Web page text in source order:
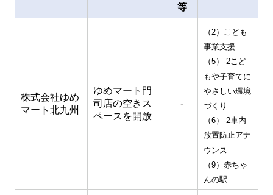
等
株式会社ゆめ
マート北九州
ゆめマート門
司店の空きス
ペースを開放
-
（2）こども
事業支援
（5）-2こど
もや子育てに
やさしい環境
づくり
（6）-2車内
放置防止アナ
ウンス
（9）赤ちゃ
んの駅